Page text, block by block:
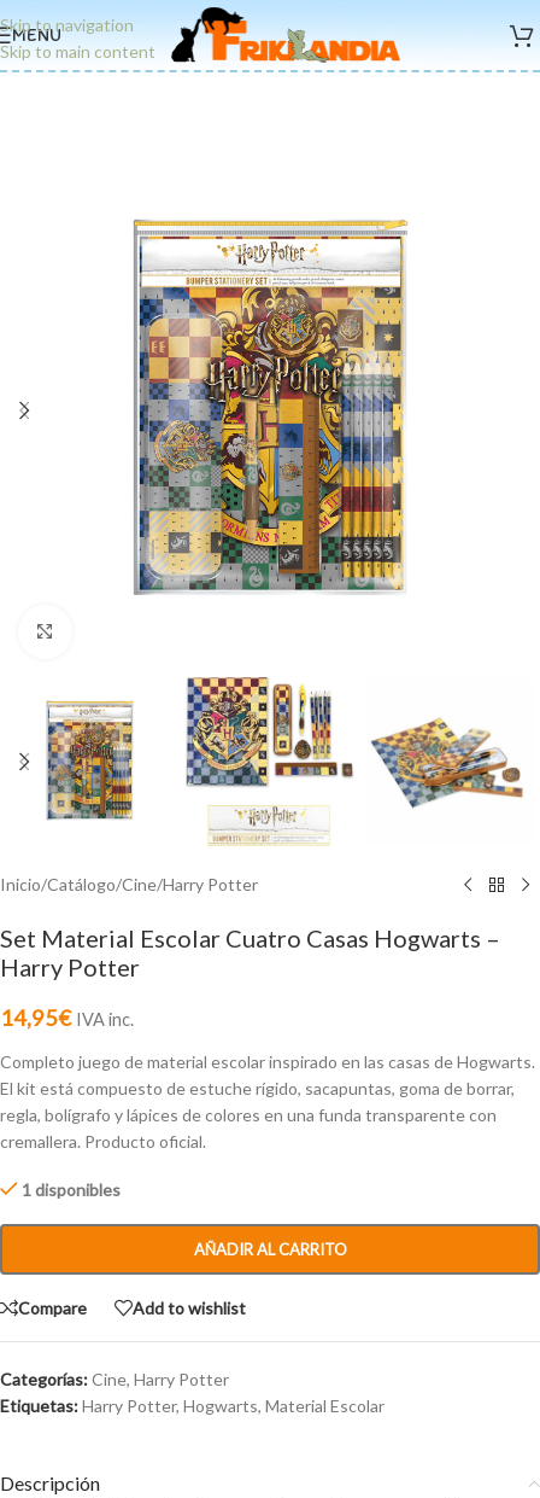
Skip to navigation
Skip to main content
MENU
Inicio/Catálogo/Cine/Harry Potter
Set Material Escolar Cuatro Casas Hogwarts –
Harry Potter
14,95€ IVA inc.
Completo juego de material escolar inspirado en las casas de Hogwarts.
El kit está compuesto de estuche rígido, sacapuntas, goma de borrar,
regla, bolígrafo y lápices de colores en una funda transparente con
cremallera. Producto oficial.
1 disponibles
AÑADIR AL CARRITO
Compare Add to wishlist
Categorías:Cine, Harry Potter
Etiquetas:Harry Potter, Hogwarts, Material Escolar
Descripción